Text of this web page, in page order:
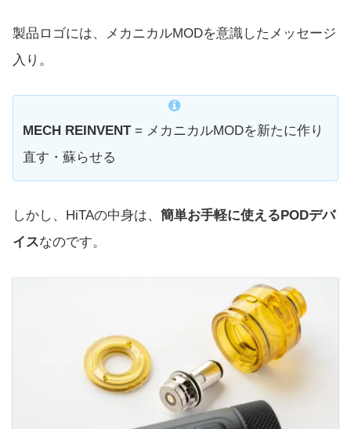
製品ロゴには、メカニカルMODを意識したメッセージ
入り。
MECH REINVENT= メカニカルMODを新たに作り
直す・蘇らせる
しかし、HiTAの中身は、 簡単お手軽に使えるPODデバ
イスなのです。